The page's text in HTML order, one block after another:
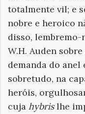
totalmente vil; e
nobre e heroico
disso, lembremo-
W.H. Auden
demanda do
sobretudo, na
heróis,
cuja hybrislhe